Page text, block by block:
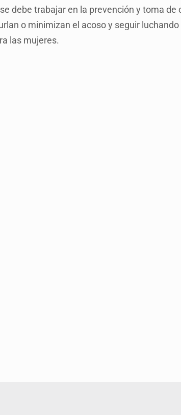
debe trabajar en la prevención y toma
o minimizan el acoso y seguir
las mujeres.